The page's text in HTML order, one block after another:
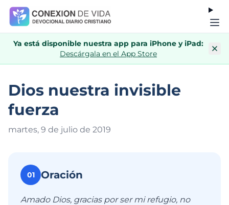
Ya está disponible nuestra app para iPhone y iPad:
Descárgala en el App Store
Dios nuestra invisible
fuerza
martes, 9 de julio de 2019
01 Oración
Amado Dios, gracias por ser mi refugio, no